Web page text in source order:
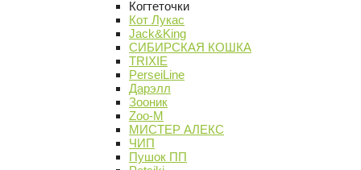
Когтеточки
Кот Лукас
Jack&King
СИБИРСКАЯ КОШКА
TRIXIE
PerseiLine
Дарэлл
Зооник
Zoo-M
МИСТЕР АЛЕКС
ЧИП
Пушок ПП